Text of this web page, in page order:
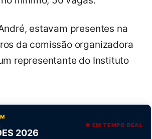
estavam presentes na
da comissão organizadora
representante do Instituto
2026
● EM TEMPO REAL